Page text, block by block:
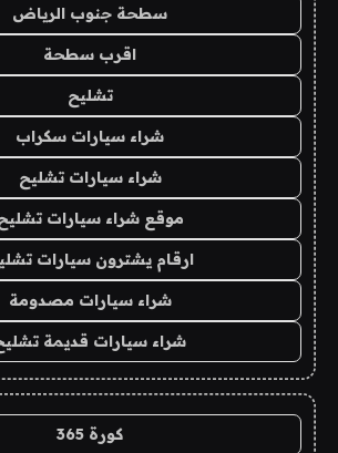
سطحة جنوب الرياض
اقرب سطحة
تشليح
شراء سيارات سكراب
شراء سيارات تشليح
موقع شراء سيارات
ارقام يشترون سيارات
شراء سيارات مصدومة
شراء سيارات قديمة
كورة 365